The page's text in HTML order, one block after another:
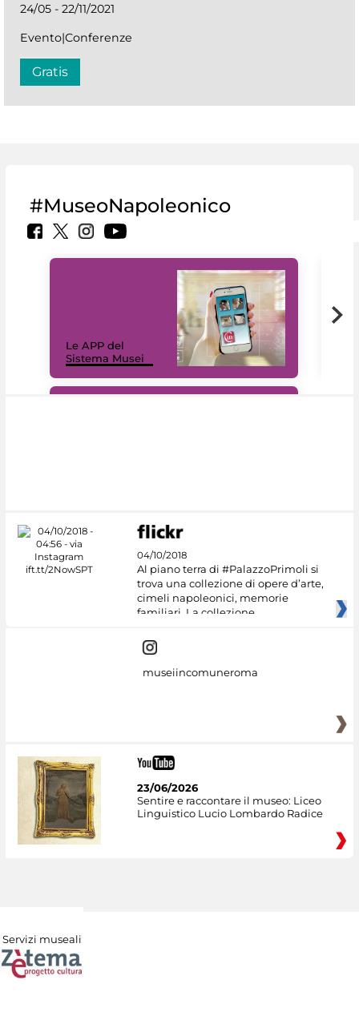
24/05 - 22/11/2021
Evento|Conferenze
Gratis
#MuseoNapoleonico
Le APP del
Sistema Musei
04/10/2018
Al piano terra di #PalazzoPrimoli si
trova una collezione di opere d’arte,
cimeli napoleonici, memorie
familiari. La collezione
museiincomuneroma
23/06/2026
Sentire e raccontare il museo: Liceo
Linguistico Lucio Lombardo Radice
Servizi museali